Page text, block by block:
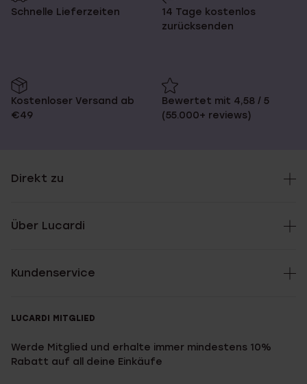
Schnelle Lieferzeiten
14 Tage kostenlos
zurücksenden
Kostenloser Versand ab
€49
Bewertet mit 4,58 / 5
(55.000+ reviews)
Direkt zu
Über Lucardi
Kundenservice
LUCARDI MITGLIED
Werde Mitglied und erhalte immer mindestens 10%
Rabatt auf all deine Einkäufe